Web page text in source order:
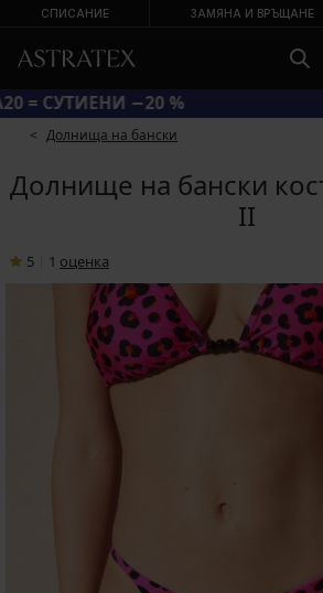
СПИСАНИЕ ЗАМЯНА И ВРЪЩАНЕ
КОД BRA20 = СУТИЕНИ
Долнища на бански
Долнище на бански
II
5 1 oценка